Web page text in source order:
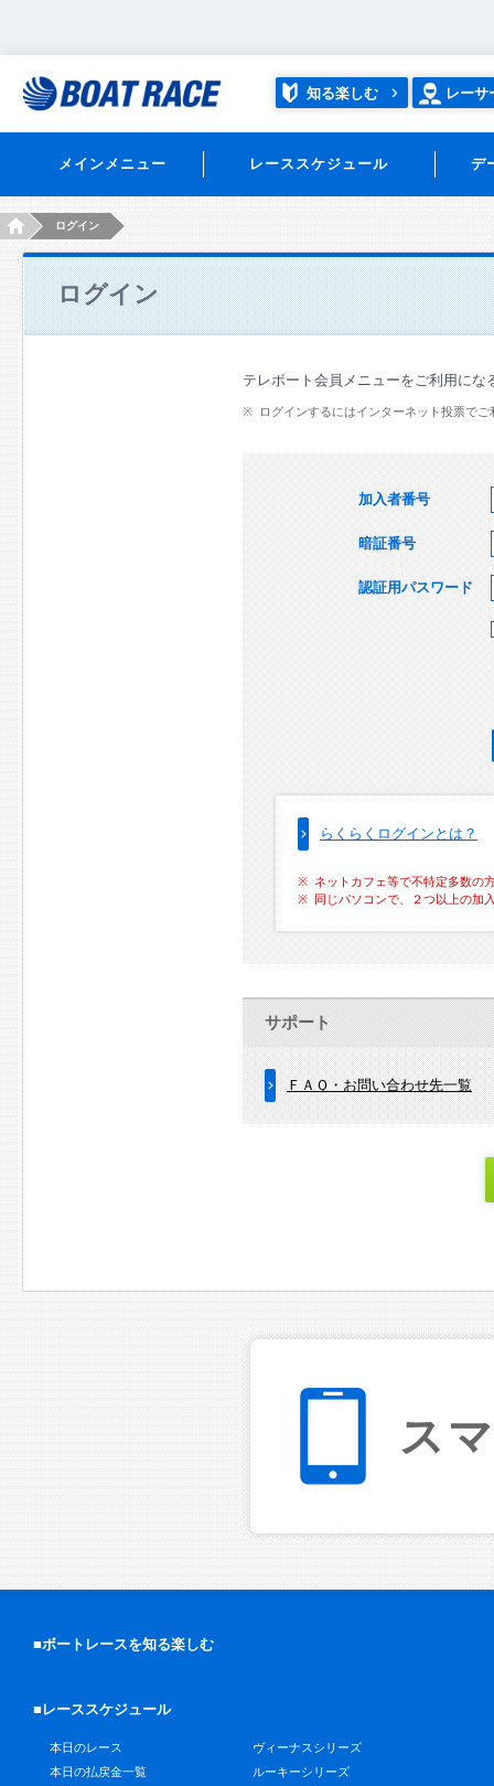
知る楽しむ レーサ
メインメニュー レーススケジュール デ
HOMEログイン
ログイン
テレボート会員メニューをご利用にな
ログインするにはインターネット投票で
加入者番号
暗証番号
認証用パスワード
らくらくログインとは？
ネットカフェ等で不特定多数の
同じパソコンで、２つ以上の加
サポート
ＦＡＱ・お問い合わせ先一覧
ス
■ボートレースを知る楽しむ
■レーススケジュール
本日のレース
本日の払戻金一覧
ヴィーナスシリーズ
ルーキーシリーズ